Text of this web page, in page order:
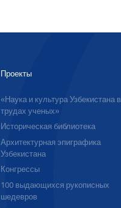
Проекты
«Наука и культура Узбекистана в
трудах ученых»
Историческая библиотека
Архитектурная эпиграфика
Узбекистана
Конгрессы
100 выдающихся рукописных
шедевров